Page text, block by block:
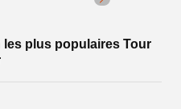
plus populaires Tour